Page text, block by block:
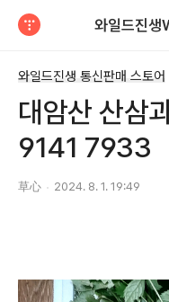
와일드진생 통신판매 스토어
대암산 산삼
9141 7933
草心 2024. 8. 1. 19:49